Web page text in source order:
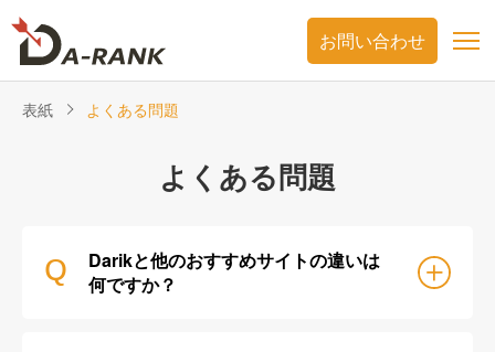
お問い合わせ
表紙 よくある問題
よくある問題
Q
Darikと他のおすすめサイトの違いは
何ですか？